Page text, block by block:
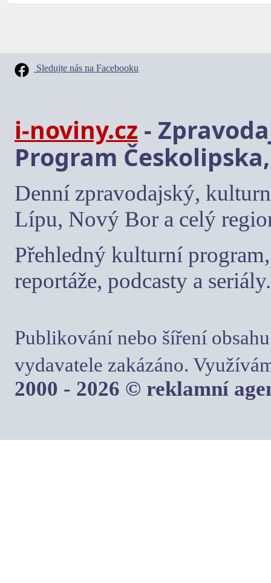
Sledujte nás na Facebooku
i-noviny.cz -
Program
Denní zpravodajský,
Lípu, Nový Bor a celý
Přehledný kulturní
reportáže, podcasty a seriály.
Publikování nebo šíření
vydavatele zakázáno.
2000 - 2026 © reklamní